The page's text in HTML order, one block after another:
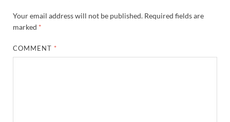
Your email address will not be published. Required fields are
marked *
COMMENT *